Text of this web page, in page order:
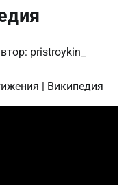
pristroykin_